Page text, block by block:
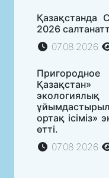
Қазақстанда
2026
07.08.2026
экологиялық
ортақ ісіміз»
өтті.
07.08.2026